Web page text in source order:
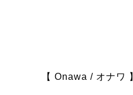
【 Onawa / オナワ